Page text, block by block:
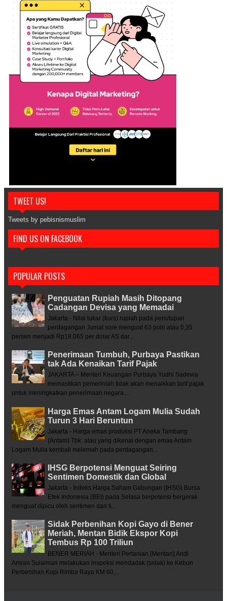
TWEET US!
Tweets by pebisnismuslim
FIND US ON FACEBOOK
POPULAR POSTS
Penguatan Rupiah Masih Ditopang
Cadangan Devisa yang Memadai
Jakarta - Nilai tukar (kurs) rupiah pada penutupan
perdagangan Jumat sore menguat 63 poin atau 0,35
persen menjadi Rp18.065 per dolar AS dar...
Penerimaan Tumbuh, Purbaya Pastikan
tak Ada Kenaikan Tarif Pajak
JAKARTA – Menteri Keuangan Purbaya Yudhi Sadewa
memastikan pemerintah tidak akan menaikkan tarif pajak
untuk meningkatkan penerimaan negara....
Harga Emas Antam Logam Mulia Sudah
Turun 3 Hari Beruntun
Jakarta - Harga emas produksi PT Aneka Tambang
(Antam) Tbk. atau yang dikenal dengan emas Antam
Logam Mulia kembali melemah pada perdagangan...
IHSG Berpotensi Menguat Seiring
Sentimen Domestik dan Global
Jakarta - Indeks Harga Saham Gabungan (IHSG) Bursa
Efek Indonesia (BEI) pada Selasa berpotensi bergerak
menguat dipicu oleh sentimen dari ti...
Sidak Perbenihan Kopi Gayo di Bener
Meriah, Mentan Bidik Ekspor Kopi
Tembus Rp 100 Triliun
BENER MERIAH - Menteri Pertanian (Mentan) Andi
Amran Sulaiman melakukan inspeksi mendadak (sidak) ke Kebun
Perbenihan Kopi Rimba Raya KM 60,...